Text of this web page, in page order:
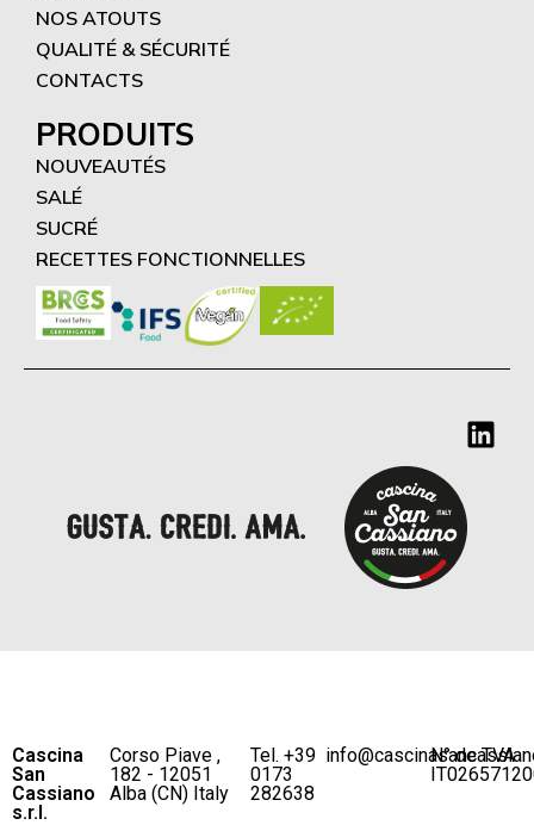
NOS ATOUTS
QUALITÉ & SÉCURITÉ
CONTACTS
PRODUITS
NOUVEAUTÉS
SALÉ
SUCRÉ
RECETTES FONCTIONNELLES
Cascina
San
Cassiano
s.r.l.
Corso Piave ,
182 - 12051
Alba (CN) Italy
Tel. +39
0173
282638
N° de TVA